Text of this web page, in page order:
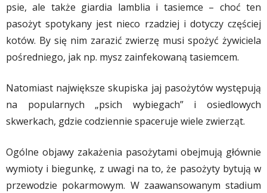
psie, ale także giardia lamblia i tasiemce – choć ten
pasożyt spotykany jest nieco rzadziej i dotyczy częściej
kotów. By się nim zarazić zwierzę musi spożyć żywiciela
pośredniego, jak np. mysz zainfekowaną tasiemcem.
Natomiast największe skupiska jaj pasożytów występują
na popularnych „psich wybiegach” i osiedlowych
skwerkach, gdzie codziennie spaceruje wiele zwierząt.
Ogólne objawy zakażenia pasożytami obejmują głównie
wymioty i biegunkę, z uwagi na to, że pasożyty bytują w
przewodzie pokarmowym. W zaawansowanym stadium